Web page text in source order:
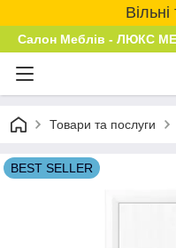
Салон Меблів - ЛЮКС
Товари та послуги
BEST SELLER